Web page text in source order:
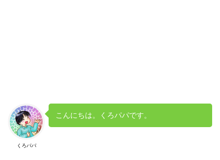
くろパパ
こんにちは。くろパパです。